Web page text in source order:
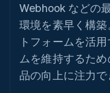
Webhook などの
環境を素早く構
トフォームを活
ムを維持するた
品の向上に注力で